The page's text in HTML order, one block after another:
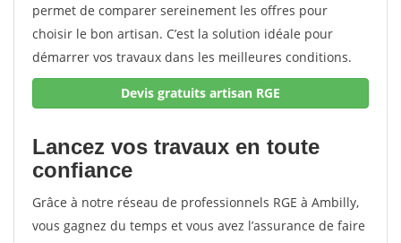
permet de comparer sereinement les offres pour
choisir le bon artisan. C’est la solution idéale pour
démarrer vos travaux dans les meilleures conditions.
Devis gratuits artisan RGE
Lancez vos travaux en toute
confiance
Grâce à notre réseau de professionnels RGE à Ambilly,
vous gagnez du temps et vous avez l’assurance de faire